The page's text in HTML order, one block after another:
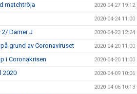
matchtröja 2020-04-27 19:12
2020-04-24 11:00
2/ Damer J 2020-04-23 12:24
grund av Coronaviruset 2020-04-20 11:00
i Coronakrisen 2020-04-20 11:00
2020 2020-04-09 10:06
2020-04-06 10:13